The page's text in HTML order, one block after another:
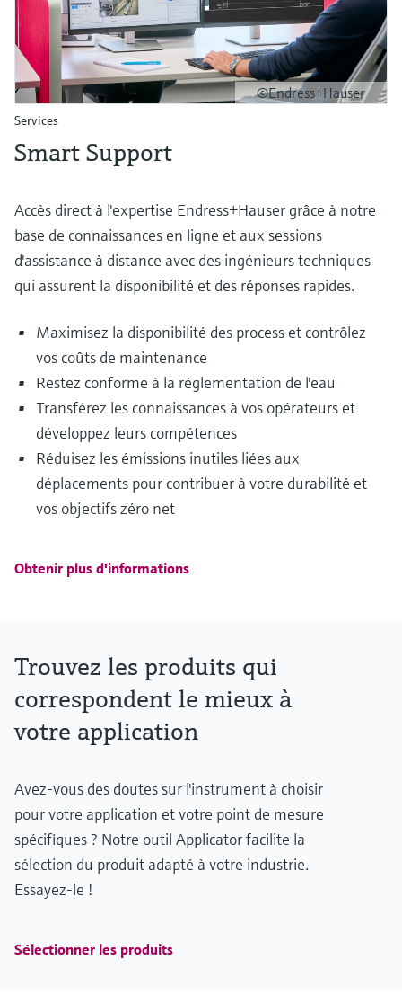
©Endress+Hauser
Services
Smart Support
Accès direct à l'expertise Endress+Hauser grâce à notre
base de connaissances en ligne et aux sessions
d'assistance à distance avec des ingénieurs techniques
qui assurent la disponibilité et des réponses rapides.
Maximisez la disponibilité des process et contrôlez
vos coûts de maintenance
Restez conforme à la réglementation de l'eau
Transférez les connaissances à vos opérateurs et
développez leurs compétences
Réduisez les émissions inutiles liées aux
déplacements pour contribuer à votre durabilité et
vos objectifs zéro net
Obtenir plus d'informations
Trouvez les produits qui
correspondent le mieux à
votre application
Avez-vous des doutes sur l'instrument à choisir
pour votre application et votre point de mesure
spécifiques ? Notre outil Applicator facilite la
sélection du produit adapté à votre industrie.
Essayez-le !
Sélectionner les produits